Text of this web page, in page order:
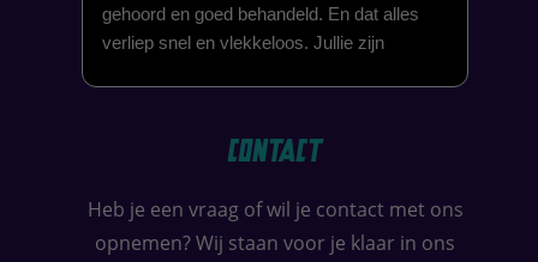
gehoord en goed behandeld. En dat alles
verliep snel en vlekkeloos. Jullie zijn
Contact
Heb je een vraag of wil je contact met ons
opnemen? Wij staan voor je klaar in ons